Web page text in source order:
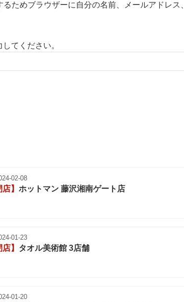
ためブラウザーに自分の名前、メールアドレス
てください。
02-08
店】 ホットマン 藤沢湘南ゲート店
01-23
店】 タオル美術館 3店舗
01-20